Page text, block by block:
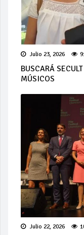
Julio 23, 2026
BUSCARÁ
MÚSICOS
Julio 22, 2026